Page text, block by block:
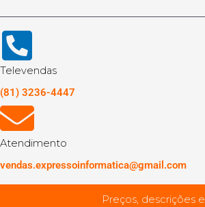
Televendas
(81) 3236-4447
Atendimento
vendas.expressoinformatica@gmail.com
Preços, descrições e